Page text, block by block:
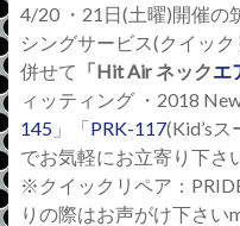
4/20 ・21日(土曜)開催の
シングサービス(クイッ
併せて 「Hit Air ネック エ
ィッティング ・2018
145」「PRK-117(Kid’s
でお気軽にお立寄り下さ
※クイックリペア：
りの際はお声がけ下さい